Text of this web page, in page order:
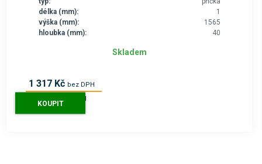
délka (mm):
1
výška (mm):
1565
hloubka (mm):
40
1 317 Kč bez DPH
s DPH
Skladem
KOUPIT